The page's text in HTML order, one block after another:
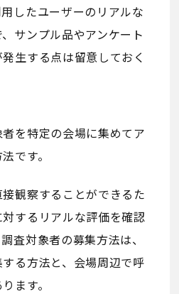
したユーザーのリアルな
サンプル品やアンケート
生する点は留意しておく
を特定の会場に集めてア
です。
観察することができるた
するリアルな評価を確認
査対象者の募集方法は、
る方法と、会場周辺で呼
ます。